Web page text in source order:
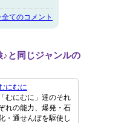
全てのコメント
♪と同じジャンルの
にむに
「むにむに」達のそれ
れの能力、爆発・石
・通せんぼを駆使し